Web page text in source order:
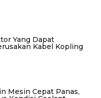
Yang Dapat
Kabel Kopling
Mesin Cepat Panas,